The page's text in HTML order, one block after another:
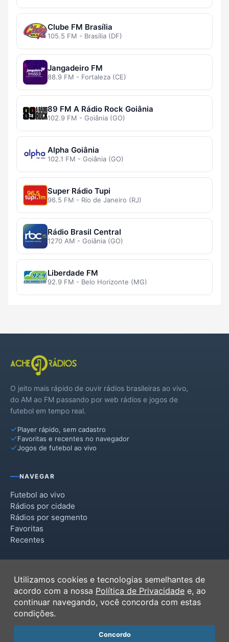
Clube FM Brasília
105.5 FM - Brasília (DF)
Jangadeiro FM
88.9 FM - Fortaleza (CE)
89 FM A Rádio Rock Goiânia
102.9 FM - Goiânia (GO)
Alpha Goiânia
102.1 FM - Goiânia (GO)
Super Rádio Tupi
96.5 FM - Rio de Janeiro (RJ)
Rádio Brasil Central
1270 AM - Goiânia (GO)
Liberdade FM
92.9 FM - Belo Horizonte (MG)
O jeito mais rápido de ouvir rádios brasileiras ao vivo,
do AM ao FM passando por web rádios e jogos de
futebol em tempo real.
Player rápido, sem cadastro
Favoritas e recentes no navegador
Jogos de futebol ao vivo
NAVEGAR
Futebol ao vivo
Rádios por cidade
Rádios por segmento
Favoritas
Recentes
Termos de Uso
Política de Privacidade
Ferramentas
Contato
Utilizamos cookies e tecnologias semelhantes de
acordo com a nossa Política de Privacidade e, ao
continuar navegando, você concorda com estas
condições.
Concordo